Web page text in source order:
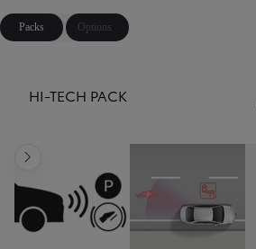
Corolla Touring Sports
HYBRIDE
Packs Options
HI-TECH PACK
Diapositive suivante